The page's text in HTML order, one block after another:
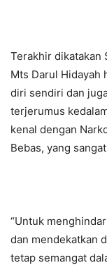
Terakhir dikatakan
Mts Darul Hidayah
diri sendiri dan
terjerumus
kenal dengan
Bebas, yang
“Untuk
dan mendekatkan
tetap semangat